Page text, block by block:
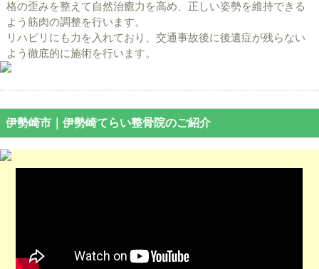
格の歪みを整えて自然治癒力を高め、正しい姿勢を維持できる
よう筋肉の調整を行います。
リハビリにも力を入れており、交通事故後に後遺症が残らない
よう徹底的に施術を行います。
伊勢崎市｜伊勢崎てらい整骨院のご紹介